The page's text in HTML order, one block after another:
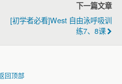
下一篇文章
[‫初学者必看]west 自由泳呼吸训
练7、8课
回顶部